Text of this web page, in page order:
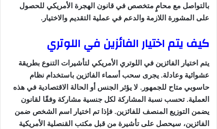
بالتواصل مع محامٍ متخصص في قانون الهجرة الأمريكي للحصول
على المشورة اللازمة والدعم في عملية التقديم والاختيار.
كيف يتم اختيار الفائزين في اللوتري
يتم اختيار الفائزين في اللوتري الأمريكي لتأشيرات التنوع بطريقة
عشوائية وعادلة. يجرى سحب أسماء الفائزين باستخدام نظام
حاسوبي متاح للجمهور. لا يؤثر الجنس أو الحالة الاقتصادية في هذه
العملية. تحسب نسبة المشاركة لكل جنسية مشاركة وفقًا لقانون
يضمن التوزيع المنصف للفائزين. فإذا تم اختيار اسم الشخص ضمن
الفائزين، سيحصل على تأشيرة من قبل مكتب القنصلية الأمريكية